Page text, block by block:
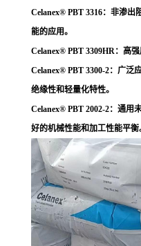
Celanex® PBT 3316：非渗出
能的应用。
Celanex® PBT 3309HR：高
Celanex® PBT 3300-2：广泛
绝缘性和轻量化特性。
Celanex® PBT 2002-2：通用
好的机械性能和加工性能平衡